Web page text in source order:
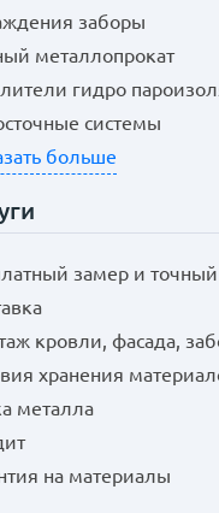
заборы
металлопрокат
гидро
системы
больше
замер и точный
кровли, фасада,
хранения
металла
на материалы